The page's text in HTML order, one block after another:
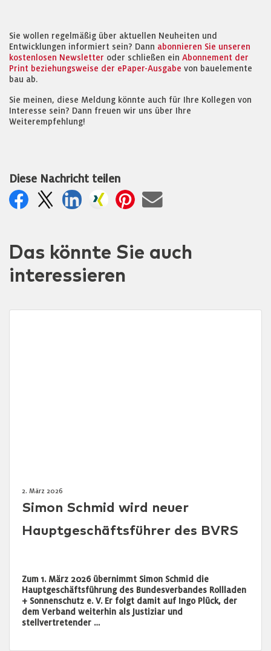
Sie wollen regelmäßig über aktuellen Neuheiten und
Entwicklungen informiert sein? Dann abonnieren Sie unseren
kostenlosen Newsletter oder schließen ein Abonnement der
Print beziehungsweise der ePaper-Ausgabe von bauelemente
bau ab.
Sie meinen, diese Meldung könnte auch für Ihre Kollegen von
Interesse sein? Dann freuen wir uns über Ihre
Weiterempfehlung!
Diese Nachricht teilen
Das könnte Sie auch
interessieren
2. März 2026
Simon Schmid wird neuer
Hauptgeschäftsführer des BVRS
Zum 1. März 2026 übernimmt Simon Schmid die
Hauptgeschäftsführung des Bundesverbandes Rollladen
+ Sonnenschutz e. V. Er folgt damit auf Ingo Plück, der
dem Verband weiterhin als Justiziar und
stellvertretender …